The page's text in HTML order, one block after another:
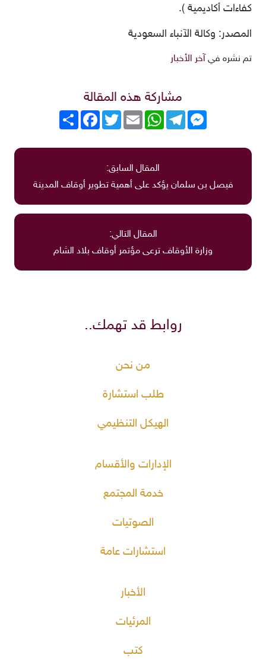
كفاءات أكاديمية ).
المصدر: وكالة الآنباء السعودية
تم نشره في آخر الأخبار
مشاركة هذه المقالة
انشر
FacebookTwitterEmail
WhatsAppTelegram
Messenger
المقال السابق:
فيصل بن سلمان يؤكد على أهمية تطوير أوقاف المدينة
المقال التالي:
وزارة الأوقاف ترعى مؤتمر أوقاف بلاد الشام
روابط قد تهمك..
من نحن
طلب استشارة
الهيكل التنظيمي
الإدارات والأقسام
خدمة المجتمع
الصوتيات
استشارات عامة
الأخبار
المرئيات
كتب